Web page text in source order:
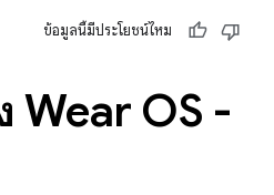
ข้อมูลนี้มีประโยชน์ไหม
Wear OS -